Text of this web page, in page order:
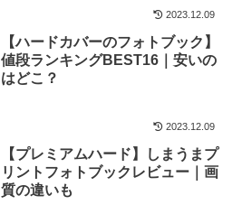
2023.12.09
【ハードカバーのフォトブック】
値段ランキングBEST16｜安いの
はどこ？
2023.12.09
【プレミアムハード】しまうまプ
リントフォトブックレビュー｜画
質の違いも